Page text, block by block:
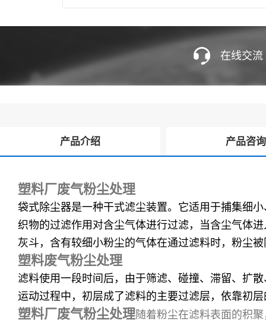
在线交流
产品介绍 产品咨询
塑料厂废气粉尘处理
袋式除尘器是一种干式滤尘装置。它适用于捕集细
织物的过滤作用对含尘气体进行过滤，当含尘气体
灰斗，含有较细小粉尘的气体在通过滤料时，粉尘
塑料废气粉尘处理
滤料使用一段时间后，由于筛滤、碰撞、滞留、扩
运动过程中，初层成了滤料的主要过滤层，依靠初
塑料厂废气粉尘处理随着粉尘在滤料表面的积